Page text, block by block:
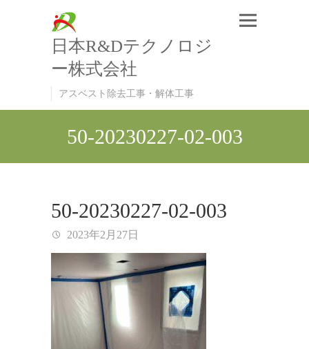
日本R&Dテクノロジ
ー株式会社
アスベスト除去工事・解体工事
50-20230227-02-003
50-20230227-02-003
2023年2月27日